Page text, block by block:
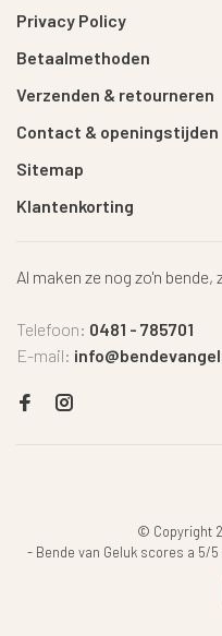
Privacy Policy
Betaalmethoden
Verzenden & retourneren
Contact & openingstijden
Sitemap
Klantenkorting
Al maken ze nog zo'n
Telefoon: 0481 - 785701
E-mail:
© Copyright
- Bende van Geluk scores a 5/5